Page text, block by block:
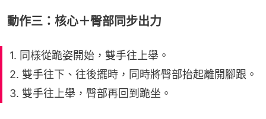
動作三：核心＋臀部同步出力
1. 同樣從跪姿開始，雙手往上舉。
2. 雙手往下、往後擺時，同時將臀部抬起離開腳跟。
3. 雙手往上舉，臀部再回到跪坐。